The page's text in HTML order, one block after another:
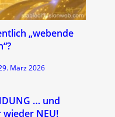
„webende
März 2026
… und
wieder NEU!